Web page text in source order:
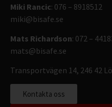
Miki Rancic: 076 – 8918512
miki@bisafe.se
Mats Richardson: 072 –
mats@bisafe.se
Transportvägen 14, 246 42
Kontakta oss